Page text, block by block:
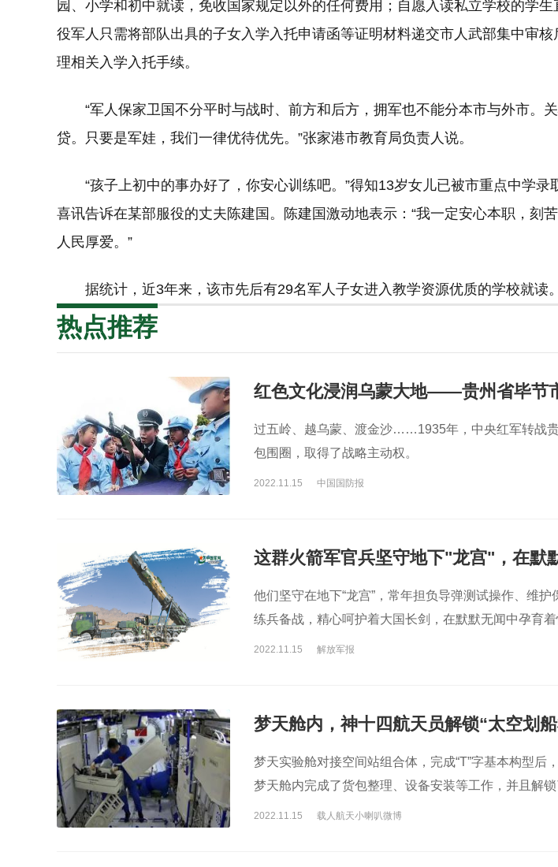
园、小学和初中就读，免收国家规定以外的任何费用；自愿入读私立学校的学
役军人只需将部队出具的子女入学入托申请函等证明材料递交市人武部集中审
理相关入学入托手续。
“军人保家卫国不分平时与战时、前方和后方，拥军也不能分本市与外市。
贷。只要是军娃，我们一律优待优先。”张家港市教育局负责人说。
“孩子上初中的事办好了，你安心训练吧。”得知13岁女儿已被市重点中学录
喜讯告诉在某部服役的丈夫陈建国。陈建国激动地表示：“我一定安心本职，刻
人民厚爱。”
据统计，近3年来，该市先后有29名军人子女进入教学资源优质的学校就读
热点推荐
红色文化浸润乌蒙大地——贵州省毕节
教育纪事
过五岭、越乌蒙、渡金沙……1935年，中央红军转战
包围圈，取得了战略主动权。
2022.11.15 中国国防报
这群火箭军官兵坚守地下"龙宫"，在默
霆
他们坚守在地下“龙宫”，常年担负导弹测试操作、维护
练兵备战，精心呵护着大国长剑，在默默无闻中孕育着
2022.11.15 解放军报
梦天舱内，神十四航天员解锁“太空划
梦天实验舱对接空间站组合体，完成“T”字基本构型后
梦天舱内完成了货包整理、设备安装等工作，并且解
抗阻锻炼装置。
2022.11.15 载人航天小喇叭微博